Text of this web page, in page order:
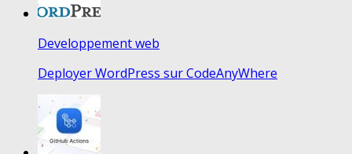
Developpement web
Deployer WordPress sur CodeAnyWhere